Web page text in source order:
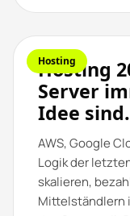
Hosting
Hosting
Server
Idee sind.
AWS, Google
Logik der
skalieren,
Mittelständlern